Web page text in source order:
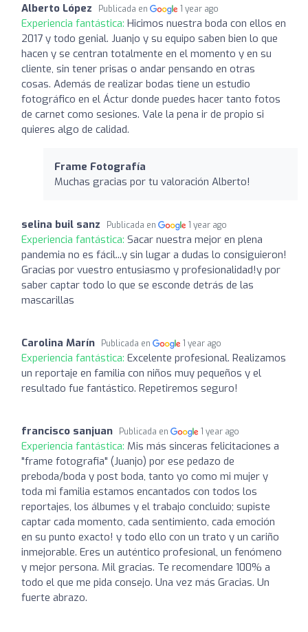
Alberto López Publicada en 1 year ago
Experiencia fantástica: Hicimos nuestra boda con ellos en
2017 y todo genial. Juanjo y su equipo saben bien lo que
hacen y se centran totalmente en el momento y en su
cliente, sin tener prisas o andar pensando en otras
cosas. Además de realizar bodas tiene un estudio
fotográfico en el Áctur donde puedes hacer tanto fotos
de carnet como sesiones. Vale la pena ir de propio si
quieres algo de calidad.
Frame Fotografía
Muchas gracias por tu valoración Alberto!
selina buil sanz Publicada en 1 year ago
Experiencia fantástica: Sacar nuestra mejor en plena
pandemia no es fácil...y sin lugar a dudas lo consiguieron!
Gracias por vuestro entusiasmo y profesionalidad!y por
saber captar todo lo que se esconde detrás de las
mascarillas
Carolina Marín Publicada en 1 year ago
Experiencia fantástica: Excelente profesional. Realizamos
un reportaje en familia con niños muy pequeños y el
resultado fue fantástico. Repetiremos seguro!
francisco sanjuan Publicada en 1 year ago
Experiencia fantástica: Mis más sinceras felicitaciones a
"frame fotografia" (Juanjo) por ese pedazo de
preboda/boda y post boda, tanto yo como mi mujer y
toda mi familia estamos encantados con todos los
reportajes, los álbumes y el trabajo concluido; supiste
captar cada momento, cada sentimiento, cada emoción
en su punto exacto! y todo ello con un trato y un cariño
inmejorable. Eres un auténtico profesional, un fenómeno
y mejor persona. Mil gracias. Te recomendare 100% a
todo el que me pida consejo. Una vez más Gracias. Un
fuerte abrazo.